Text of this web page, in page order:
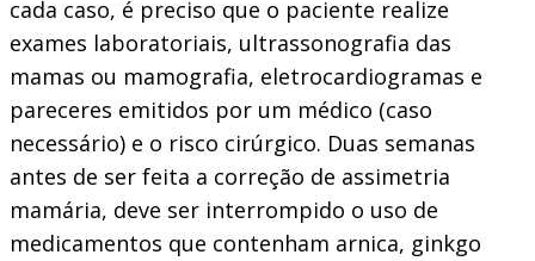
cada caso, é preciso que o paciente realize
exames laboratoriais, ultrassonografia das
mamas ou mamografia, eletrocardiogramas e
pareceres emitidos por um médico (caso
necessário) e o risco cirúrgico. Duas semanas
antes de ser feita a correção de assimetria
mamária, deve ser interrompido o uso de
medicamentos que contenham arnica, ginkgo